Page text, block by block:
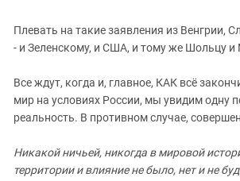
Плевать на такие заявления из Венгрии,
- и Зеленскому, и США, и тому же Шольцу и
Все ждут, когда и, главное, КАК всё
мир на условиях России, мы увидим одну
реальность. В противном случае,
Никакой ничьей, никогда в мировой
территории и влияние не было, нет и не